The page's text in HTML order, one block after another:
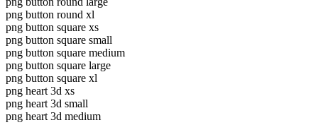
png button round xl
png button square xs
png button square small
png button square medium
png button square large
png button square xl
png heart 3d xs
png heart 3d small
png heart 3d medium